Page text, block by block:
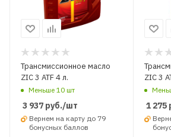
Трансмиссионное масло
ZIC 3 ATF 4 л.
Меньше 10 шт
3 937 руб./шт
Вернем на карту до 79
бонусных баллов
ZIC 3
1 275